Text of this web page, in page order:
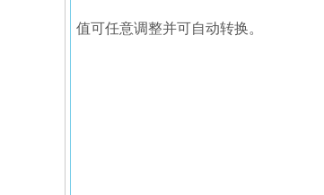
值可任意调整并可自动转换。